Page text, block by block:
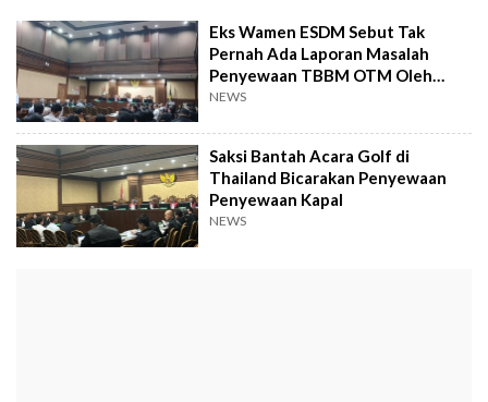
Eks Wamen ESDM Sebut Tak
Pernah Ada Laporan Masalah
Penyewaan TBBM OTM Oleh
Pertamina
NEWS
Saksi Bantah Acara Golf di
Thailand Bicarakan Penyewaan
Penyewaan Kapal
NEWS